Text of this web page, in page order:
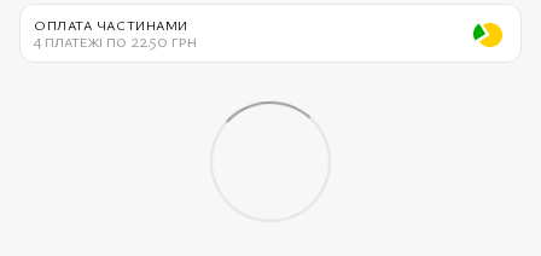
ОПЛАТА ЧАСТИНАМИ
4 платежі по 22.50 грн